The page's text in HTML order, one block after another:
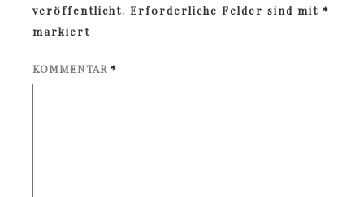
veröffentlicht. Erforderliche Felder sind mit *
markiert
KOMMENTAR *